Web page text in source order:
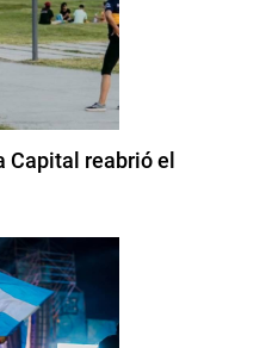
Capital reabrió el